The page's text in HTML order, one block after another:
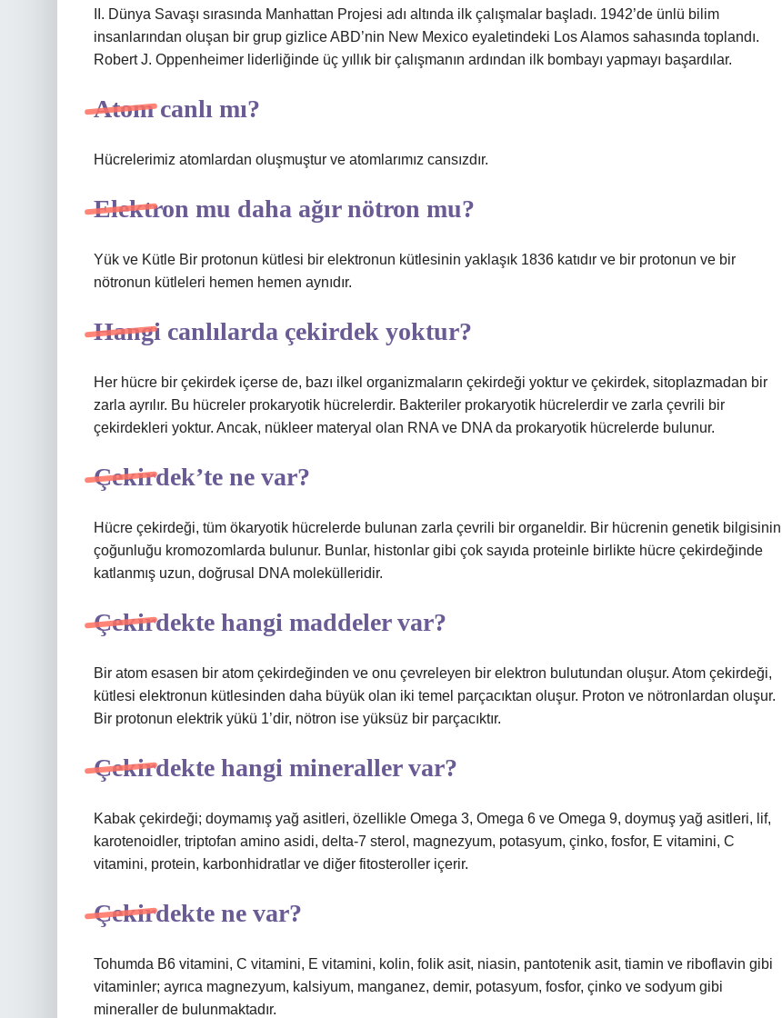
II. Dünya Savaşı sırasında Manhattan Projesi adı altında ilk çalışmalar başladı. 1942’de ünlü bilim
insanlarından oluşan bir grup gizlice ABD’nin New Mexico eyaletindeki Los Alamos sahasında toplandı.
Robert J. Oppenheimer liderliğinde üç yıllık bir çalışmanın ardından ilk bombayı yapmayı başardılar.
Atom canlı mı?
Hücrelerimiz atomlardan oluşmuştur ve atomlarımız cansızdır.
Elektron mu daha ağır nötron mu?
Yük ve Kütle Bir protonun kütlesi bir elektronun kütlesinin yaklaşık 1836 katıdır ve bir protonun ve bir
nötronun kütleleri hemen hemen aynıdır.
Hangi canlılarda çekirdek yoktur?
Her hücre bir çekirdek içerse de, bazı ilkel organizmaların çekirdeği yoktur ve çekirdek, sitoplazmadan bir
zarla ayrılır. Bu hücreler prokaryotik hücrelerdir. Bakteriler prokaryotik hücrelerdir ve zarla çevrili bir
çekirdekleri yoktur. Ancak, nükleer materyal olan RNA ve DNA da prokaryotik hücrelerde bulunur.
Çekirdek’te ne var?
Hücre çekirdeği, tüm ökaryotik hücrelerde bulunan zarla çevrili bir organeldir. Bir hücrenin genetik bilgisinin
çoğunluğu kromozomlarda bulunur. Bunlar, histonlar gibi çok sayıda proteinle birlikte hücre çekirdeğinde
katlanmış uzun, doğrusal DNA molekülleridir.
Çekirdekte hangi maddeler var?
Bir atom esasen bir atom çekirdeğinden ve onu çevreleyen bir elektron bulutundan oluşur. Atom çekirdeği,
kütlesi elektronun kütlesinden daha büyük olan iki temel parçacıktan oluşur. Proton ve nötronlardan oluşur.
Bir protonun elektrik yükü 1’dir, nötron ise yüksüz bir parçacıktır.
Çekirdekte hangi mineraller var?
Kabak çekirdeği; doymamış yağ asitleri, özellikle Omega 3, Omega 6 ve Omega 9, doymuş yağ asitleri, lif,
karotenoidler, triptofan amino asidi, delta-7 sterol, magnezyum, potasyum, çinko, fosfor, E vitamini, C
vitamini, protein, karbonhidratlar ve diğer fitosteroller içerir.
Çekirdekte ne var?
Tohumda B6 vitamini, C vitamini, E vitamini, kolin, folik asit, niasin, pantotenik asit, tiamin ve riboflavin gibi
vitaminler; ayrıca magnezyum, kalsiyum, manganez, demir, potasyum, fosfor, çinko ve sodyum gibi
mineraller de bulunmaktadır.